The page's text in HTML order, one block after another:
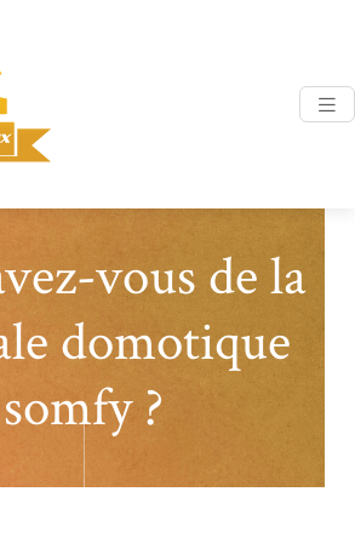
vous de la
domotique
somfy ?